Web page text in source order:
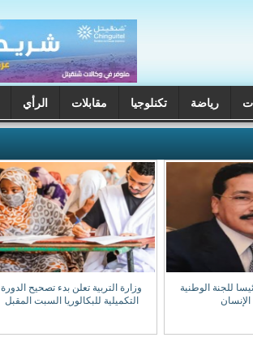
رياضة تكنلوجيا مقابلات الرأي
للجنة الوطنية
وزارة التربية تعلن بدء تصحيح الدورة
التكميلية للبكالوريا السبت المقبل